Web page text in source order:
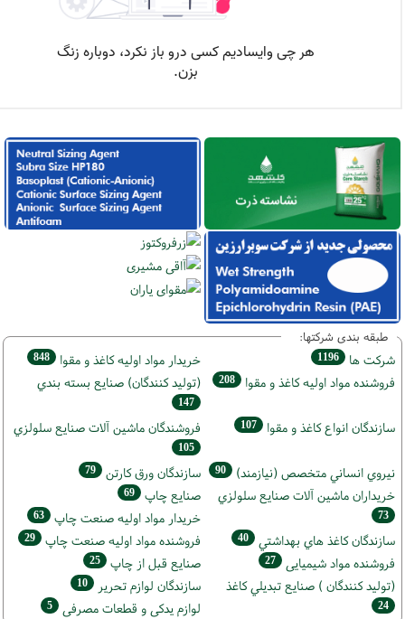
طبقه بندی شرکتها:
شركت ها 1196 خريدار مواد اوليه كاغذ و مقوا 848
فروشنده مواد اوليه كاغذ و مقوا 208 (تولید كنندگان) صنايع بسته بندي
147
سازندگان انواع کاغذ و مقوا 107 فروشندگان ماشين آلات صنايع سلولزي
105
نيروي انساني متخصص (نیازمند) 90 سازندگان ورق كارتن 79
خریداران ماشين آلات صنايع سلولزي
73
صنايع چاپ 69
خريدار مواد اوليه صنعت چاپ 63
سازندگان كاغذ هاي بهداشتي 40 فروشنده مواد اوليه صنعت چاپ 29
فروشنده مواد شیمیایی 27 صنايع قبل از چاپ 25
(تولید كنندگان ) صنايع تبديلي كاغذ
24
سازندگان لوازم تحریر 10
لوازم یدکی و قطعات مصرفی 5